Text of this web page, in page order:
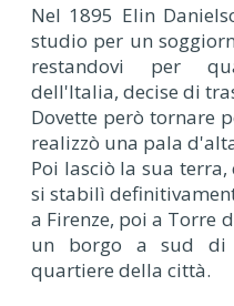
Nel 1895 Elin
studio per un
restandovi per
dell'Italia, decise di
Dovette però tornare
realizzò una pala
Poi lasciò la sua
si stabilì
a Firenze, poi a Torre
un borgo a sud di
quartiere della città.